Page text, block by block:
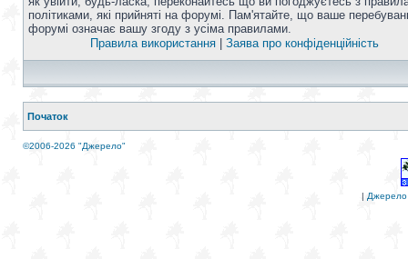
політиками, які прийняті на форумі. Пам'ятайте, що ваше
форумі означає вашу згоду з усіма правилами.
Правила використання
Заява про конфіденційність
Початок
©2006-2026 "Джерело"
| Джерело